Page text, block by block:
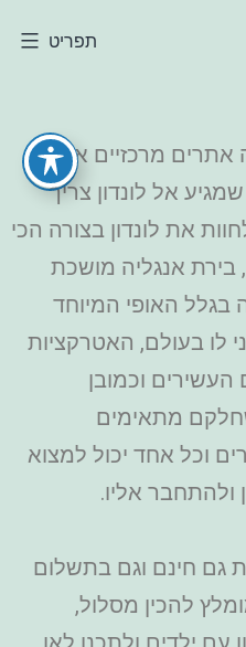
תפריט
מרכזיים או
אל לונדון צריך
את לונדון בצורה הכי
בירת אנגליה מושכת
בגלל האופי המיוחד
לו בעולם, האטרקציות
העשירים וכמובן
מתאימים
וכל אחד יכול למצוא
ולהתחבר אליו.
גם חינם וגם בתשלום
להכין מסלול,